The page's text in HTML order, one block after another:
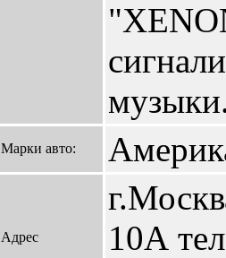
Марки авто:
Адрес
10А